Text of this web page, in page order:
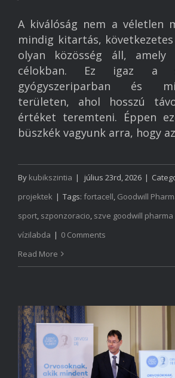
A kiválóság nem a véletlen
mindig kitartás,
olyan közösség áll,
célokban. Ez igaz a
gyógyszeriparban és
területen, ahol hosszú
értéket teremteni. Éppen
büszkék vagyunk arra, hogy az
By kubikszintia | július 23rd, 2026 |
projektek | Tags: fortacell Goodwill
sport szponzoracio szve goodwill
vízilabda | 0 Comments
Read More